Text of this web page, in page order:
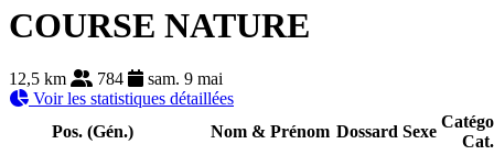
COURSE NATURE
12,5 km 784
sam. 9 mai
Voir les statistiques détaillées
Pos. (Gén.)
Nom & Prénom Dossard Sexe
Cat.